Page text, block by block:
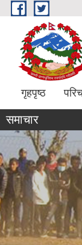
Skip to main content
गृहपृष्ठ
समाचार